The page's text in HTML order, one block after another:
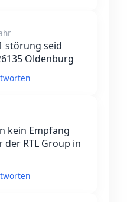
störung seid
Oldenburg
kein Empfang
der RTL Group in